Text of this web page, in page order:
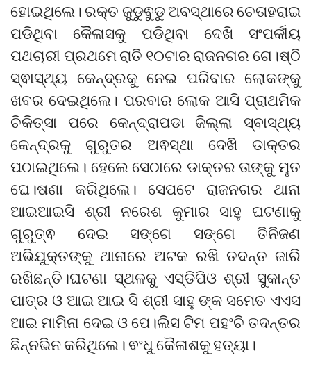
ହୋଇଥିଲେ। ରକ୍ତ ଜୁଡୁଵୁଡୁ ଅବସ୍ଥାରେ ଚେତାହରାଇ
ପଡିଥିବା କୈଳାସକୁ ପଡିଥିବା ଦେଖି ସଂପର୍କୀୟ
ପଥଚାରୀ ପ୍ରଥମେ ରାତି ୧୦ଟାର ରାଜନଗର ଗେ।ଷ୍ଠି
ସ୍ଵାସ୍ଥ୍ୟ କେନ୍ଦ୍ରକୁ ନେଇ ପରିବାର ଲୋକଙ୍କୁ
ଖବର ଦେଇଥିଲେ। ପରବାର ଲୋକ ଆସି ପ୍ରାଥମିକ
ଚିକିତ୍ସା ପରେ କେନ୍ଦ୍ରାପଡା ଜିଲ୍ଲା ସ୍ବାସ୍ଥ୍ୟ
କେନ୍ଦ୍ରକୁ ଗୁରୁତର ଅଵସ୍ଥା ଦେଖି ଡାକ୍ତର
ପଠାଇଥିଲେ। ହେଲେ ସେଠାରେ ଡାକ୍ତର ତାଙ୍କୁ ମୣତ
ଘେ।ଷଣା କରିଥିଲେ। ସେପଟେ ରାଜନଗର ଥାନା
ଆଇଆଇସି ଶ୍ରୀ ନରେଶ କୁମାର ସାହୁ ଘଟଣାକୁ
ଗୁରୁତ୍ଵ ଦେଇ ସଙ୍ଗେ ସଙ୍ଗେ ତିନିଜଣ
ଅଭିଯୁକ୍ତଙ୍କୁ ଥାନାରେ ଅଟକ ରଖି ତଦନ୍ତ ଜାରି
ରଖିଛନ୍ତି।ଘଟଣା ସ୍ଥଳକୁ ଏସ୍ଡିପିଓ ଶ୍ରୀ ସୁକାନ୍ତ
ପାତ୍ର ଓ ଆଇ ଆଇ ସି ଶ୍ରୀ ସାହୁ ଙ୍କ ସମେତ ଏଏସ
ଆଇ ମାମିନା ଦେଇ ଓ ପେ।ଲିସ ଟିମ ପହଂଚି ତଦନ୍ତର
ଛିନ୍ନଭିନ କରିଥିଲେ। ଵଂଧୁ କୈଳାଶକୁ ହତ୍ୟା।